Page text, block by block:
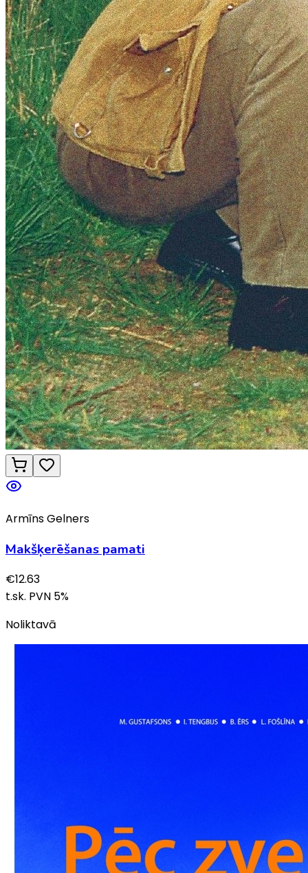
Armīns Gelners
Makšķerēšanas pamati
€12.63
t.sk. PVN 5%
Noliktavā